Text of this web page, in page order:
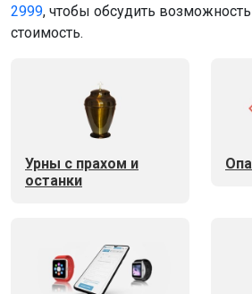
2999, чтобы обсудить
стоимость.
Урны с прахом и
останки